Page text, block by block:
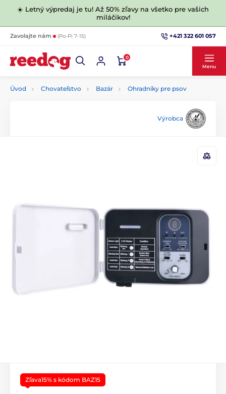
☀️ Letný výpredaj je tu! Až 50% zľavy na všetko pre vašich
miláčikov!
Zavolajte nám (Po-Pi 7-15) +421 322 601 057
0
Menu
Úvod Chovateľstvo Bazár Ohradníky pre psov
Výrobca
Zľava15% s kódom BAZ15